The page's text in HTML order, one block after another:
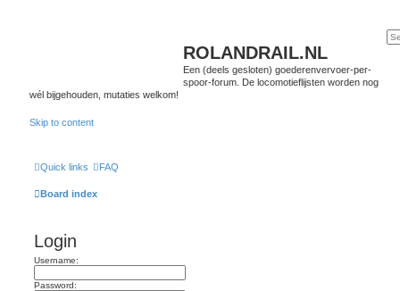
ROLANDRAIL.NL
Een (deels gesloten) goederenvervoer-per-
spoor-forum. De locomotieflijsten worden nog
wél bijgehouden, mutaties welkom!
Skip to content
Quick links FAQ
Board index
Login
Username:
Password: